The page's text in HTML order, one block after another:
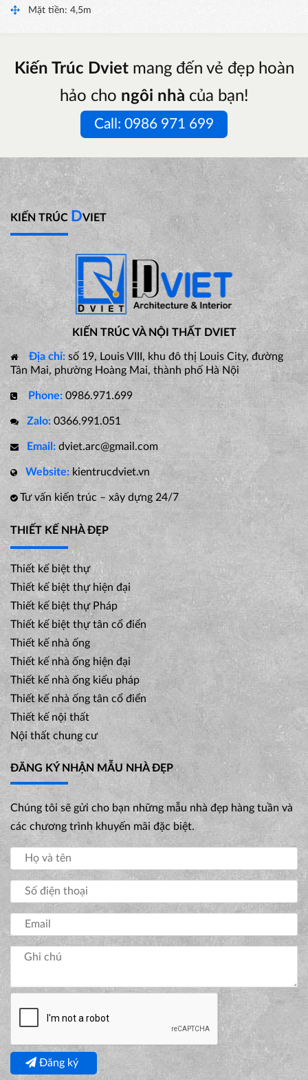
Mặt tiền: 4,5m
Kiến Trúc Dvietmang đến vẻ đẹp hoàn
hảo cho ngôi nhà của bạn!
Call: 0986 971 699
KIẾN TRÚC DVIET
KIẾN TRÚC VÀ NỘI THẤT DVIET
Địa chỉ: số 19, Louis VIII, khu đô thị Louis City, đường
Tân Mai, phường Hoàng Mai, thành phố Hà Nội
Phone: 0986.971.699
Zalo: 0366.991.051
Email: dviet.arc@gmail.com
Website: kientrucdviet.vn
Tư vấn kiến trúc – xây dựng 24/7
THIẾT KẾ NHÀ ĐẸP
Thiết kế biệt thự
Thiết kế biệt thự hiện đại
Thiết kế biệt thự Pháp
Thiết kế biệt thự tân cổ điển
Thiết kế nhà ống
Thiết kế nhà ống hiện đại
Thiết kế nhà ống kiểu pháp
Thiết kế nhà ống tân cổ điển
Thiết kế nội thất
Nội thất chung cư
ĐĂNG KÝ NHẬN MẪU NHÀ ĐẸP
Chúng tôi sẽ gửi cho bạn những mẫu nhà đẹp hàng tuần và
các chương trình khuyến mãi đặc biệt.
Đăng ký